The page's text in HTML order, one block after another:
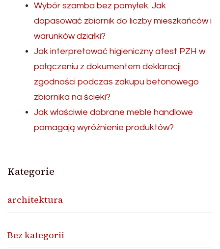
Wybór szamba bez pomyłek. Jak
dopasować zbiornik do liczby mieszkańców i
warunków działki?
Jak interpretować higieniczny atest PZH w
połączeniu z dokumentem deklaracji
zgodności podczas zakupu betonowego
zbiornika na ścieki?
Jak właściwie dobrane meble handlowe
pomagają wyróżnienie produktów?
Kategorie
architektura
Bez kategorii